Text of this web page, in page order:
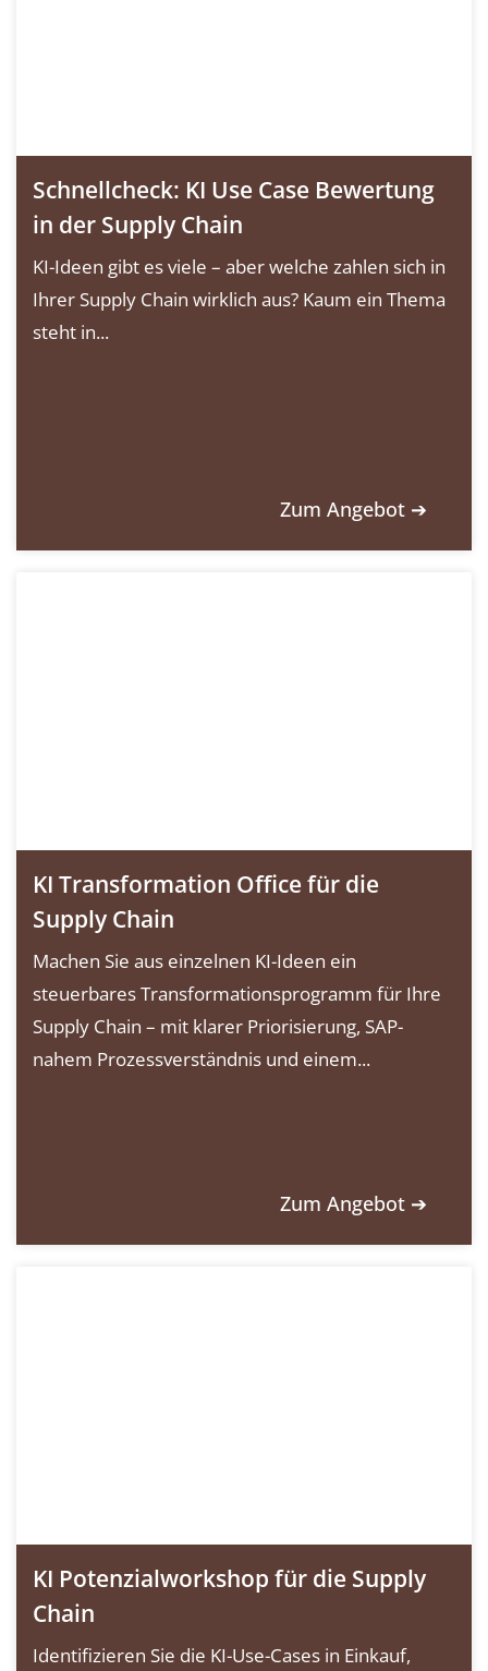
Schnellcheck: KI Use Case Bewertung
in der Supply Chain
KI-Ideen gibt es viele – aber welche zahlen sich in
Ihrer Supply Chain wirklich aus? Kaum ein Thema
steht in...
Zum Angebot ➔
KI Transformation Office für die
Supply Chain
Machen Sie aus einzelnen KI-Ideen ein
steuerbares Transformationsprogramm für Ihre
Supply Chain – mit klarer Priorisierung, SAP-
nahem Prozessverständnis und einem...
Zum Angebot ➔
KI Potenzialworkshop für die Supply
Chain
Identifizieren Sie die KI-Use-Cases in Einkauf,